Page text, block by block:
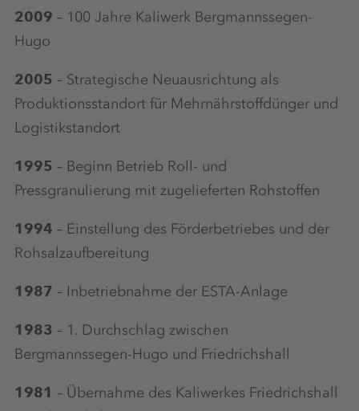
2009 – 100 Jahre Kaliwerk Bergmannssegen-
Hugo
2005 – Strategische Neuausrichtung als
Produktionsstandort für Mehrnährstoffdünger und
Logistikstandort
1995 – Beginn Betrieb Roll- und
Pressgranulierung mit zugelieferten Rohstoffen
1994 – Einstellung des Förderbetriebes und der
Rohsalzaufbereitung
1987 – Inbetriebnahme der ESTA-Anlage
1983 – 1. Durchschlag zwischen
Bergmannssegen-Hugo und Friedrichshall
1981 – Übernahme des Kaliwerkes Friedrichshall